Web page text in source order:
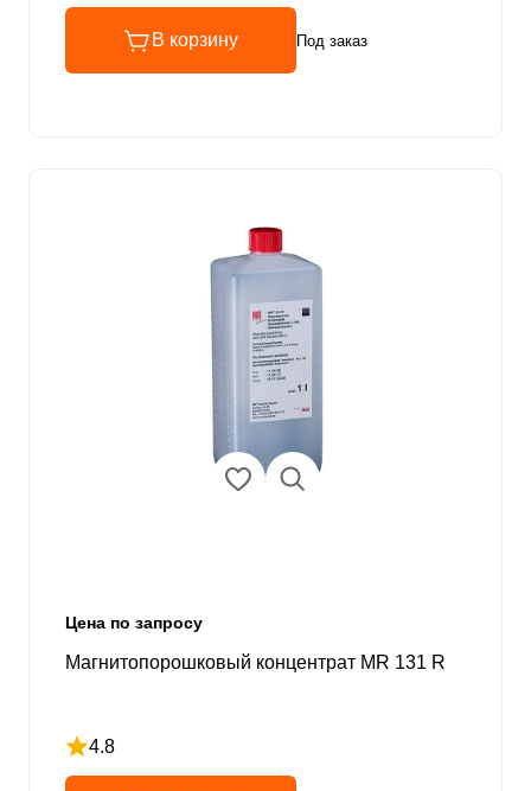
В корзину Под заказ
Цена по запросу
Магнитопорошковый концентрат MR 131 R
4.8
Рейтинг 4.8 из 5